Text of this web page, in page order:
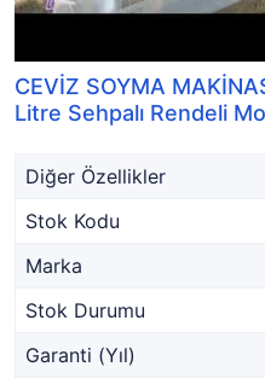
CEVİZ SOYMA
Litre Sehpalı Rendeli
Diğer Özellikler
Stok Kodu
Marka
Stok Durumu
Garanti (Yıl)